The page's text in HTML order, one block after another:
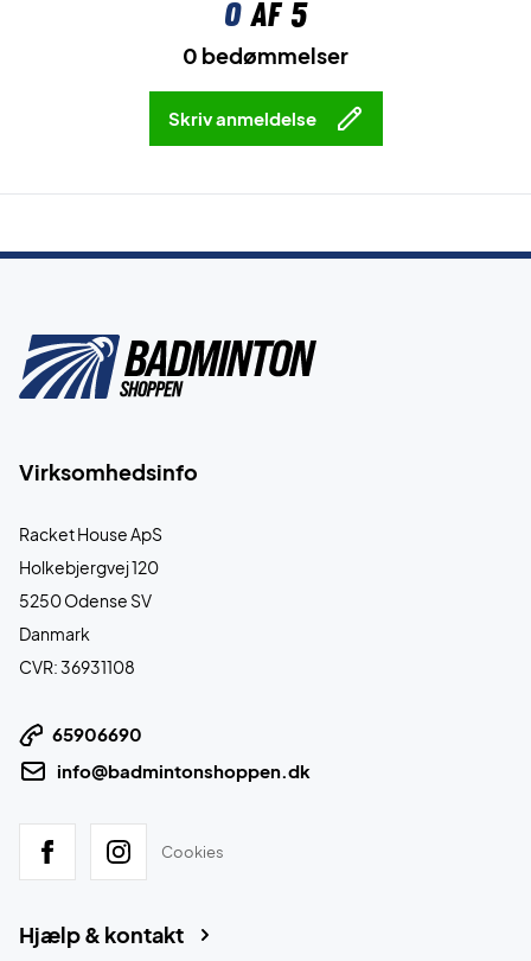
0af 5
0 bedømmelser
Skriv anmeldelse
Virksomhedsinfo
Racket House ApS
Holkebjergvej 120
5250 Odense SV
Danmark
CVR: 36931108
65906690
info@badmintonshoppen.dk
Cookies
Hjælp & kontakt